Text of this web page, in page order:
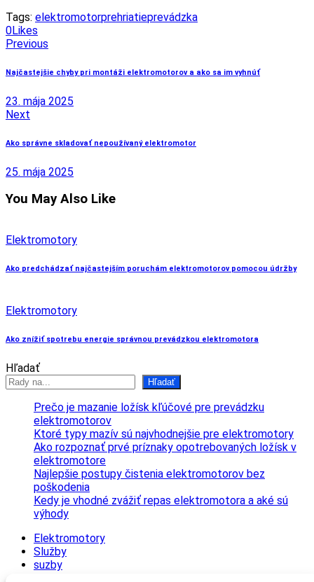
Tags: elektromotorprehriatieprevádzka
0Likes
Navigácia
v
Previous
Najčastejšie chyby pri montáži elektromotorov a ako sa im vyhnúť
23. mája 2025
Next
Ako správne skladovať nepoužívaný elektromotor
25. mája 2025
You May Also Like
Elektromotory
Ako predchádzať najčastejším poruchám elektromotorov pomocou údržby
Elektromotory
Ako znížiť spotrebu energie správnou prevádzkou elektromotora
Hľadať
Hľadať
Prečo je mazanie ložísk kľúčové pre prevádzku
elektromotorov
Ktoré typy mazív sú najvhodnejšie pre elektromotory
Ako rozpoznať prvé príznaky opotrebovaných ložísk v
elektromotore
Najlepšie postupy čistenia elektromotorov bez
poškodenia
Kedy je vhodné zvážiť repas elektromotora a aké sú
výhody
Elektromotory
Služby
suzby